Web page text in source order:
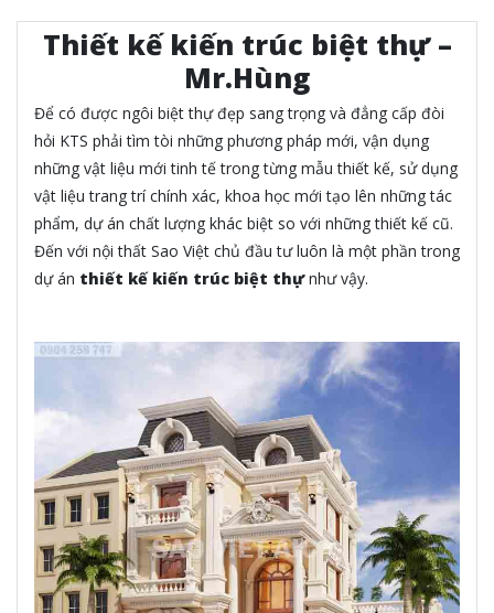
Thiết kế kiến trúc biệt thự –
Mr.Hùng
Để có được ngôi biệt thự đẹp sang trọng và đẳng cấp đòi
hỏi KTS phải tìm tòi những phương pháp mới, vận dụng
những vật liệu mới tinh tế trong từng mẫu thiết kế, sử dụng
vật liệu trang trí chính xác, khoa học mới tạo lên những tác
phẩm, dự án chất lượng khác biệt so với những thiết kế cũ.
Đến với nội thất Sao Việt chủ đầu tư luôn là một phần trong
dự án thiết kế kiến trúc biệt thựnhư vậy.